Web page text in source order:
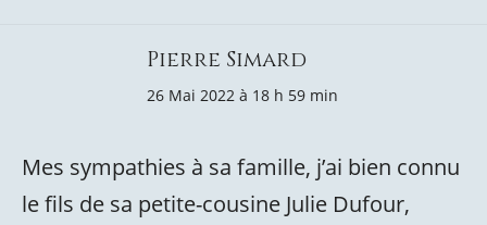
Pierre Simard
26 Mai 2022 à 18 h 59 min
Mes sympathies à sa famille, j’ai bien connu
le fils de sa petite-cousine Julie Dufour,